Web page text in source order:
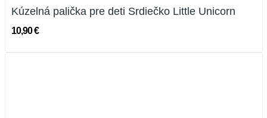
Kúzelná palička pre deti Srdiečko Little Unicorn
10,90 €